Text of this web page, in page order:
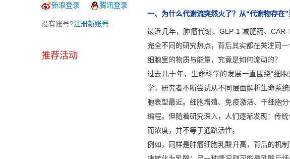
新浪登录
腾讯登录
没有账号?注册新账号
推荐活动
一、为什么代谢流突然火了？从“代谢物存在
最近几年，肿瘤代谢、GLP-1 减肥药、
完全不同的研究热点，背后其实都在关注同一
细胞里的物质与能量，究竟是如何流动的？
过去几十年，生命科学的发展一直围绕“细
学，研究者不断尝试从不同层面解析生命系
胞表型最近。细胞增殖、免疫激活、干细胞
编程。但随着研究深入，人们逐渐发现：传
而浓度，并不等于通路活性。
例如，同样是肿瘤细胞乳酸升高，背后的机